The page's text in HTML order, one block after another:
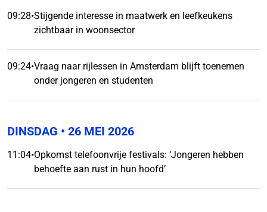
09:28•Stijgende interesse in maatwerk en leefkeukens
zichtbaar in woonsector
09:24•Vraag naar rijlessen in Amsterdam blijft toenemen
onder jongeren en studenten
DINSDAG • 26 MEI 2026
11:04•Opkomst telefoonvrije festivals: ‘Jongeren hebben
behoefte aan rust in hun hoofd’